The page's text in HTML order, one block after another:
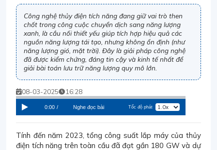
Công nghệ thủy điện tích năng đang giữ vai trò then
chốt trong công cuộc chuyển dịch sang năng lượng
xanh, là cầu nối thiết yếu giúp tích hợp hiệu quả các
nguồn năng lượng tái tạo, nhưng không ổn định (như
năng lượng gió, mặt trời). Đây là giải pháp công nghệ
đã được kiểm chứng, đáng tin cậy và kinh tế nhất để
giải bài toán lưu trữ năng lượng quy mô lớn.
08-03-2025 16:28
0:00 / Nghe đọc bài Tốc độ phát
Tính đến năm 2023, tổng công suất lắp máy của thủy
điện tích năng trên toàn cầu đã đạt gần 180 GW và dự